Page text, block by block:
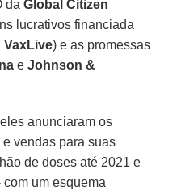
daGlobal Citizen
lucrativos financiada
VaxLive) e as promessas
eJohnson &
anunciaram os
vendas para suas
de doses até 2021 e
um esquema